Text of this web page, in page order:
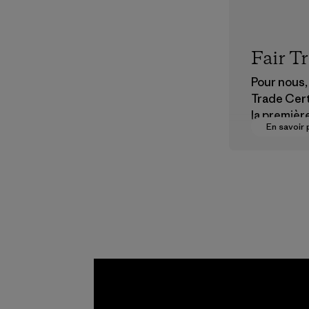
En savoir
Fair
Pour
Trade
la
vers des